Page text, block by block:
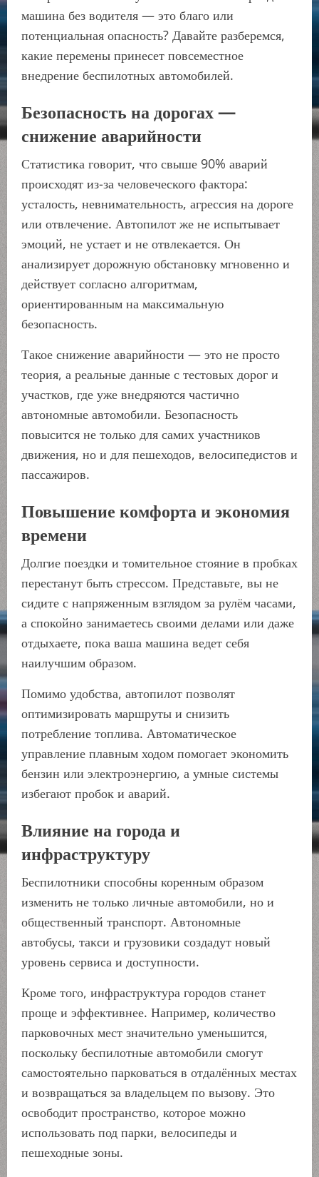
машина без водителя — это благо или
потенциальная опасность? Давайте разберемся,
какие перемены принесет повсеместное
внедрение беспилотных автомобилей.
Безопасность на дорогах —
снижение аварийности
Статистика говорит, что свыше 90% аварий
происходят из-за человеческого фактора:
усталость, невнимательность, агрессия на дороге
или отвлечение. Автопилот же не испытывает
эмоций, не устает и не отвлекается. Он
анализирует дорожную обстановку мгновенно и
действует согласно алгоритмам,
ориентированным на максимальную
безопасность.
Такое снижение аварийности — это не просто
теория, а реальные данные с тестовых дорог и
участков, где уже внедряются частично
автономные автомобили. Безопасность
повысится не только для самих участников
движения, но и для пешеходов, велосипедистов и
пассажиров.
Повышение комфорта и экономия
времени
Долгие поездки и томительное стояние в пробках
перестанут быть стрессом. Представьте, вы не
сидите с напряженным взглядом за рулём часами,
а спокойно занимаетесь своими делами или даже
отдыхаете, пока ваша машина ведет себя
наилучшим образом.
Помимо удобства, автопилот позволят
оптимизировать маршруты и снизить
потребление топлива. Автоматическое
управление плавным ходом помогает экономить
бензин или электроэнергию, а умные системы
избегают пробок и аварий.
Влияние на города и
инфраструктуру
Беспилотники способны коренным образом
изменить не только личные автомобили, но и
общественный транспорт. Автономные
автобусы, такси и грузовики создадут новый
уровень сервиса и доступности.
Кроме того, инфраструктура городов станет
проще и эффективнее. Например, количество
парковочных мест значительно уменьшится,
поскольку беспилотные автомобили смогут
самостоятельно парковаться в отдалённых местах
и возвращаться за владельцем по вызову. Это
освободит пространство, которое можно
использовать под парки, велосипеды и
пешеходные зоны.